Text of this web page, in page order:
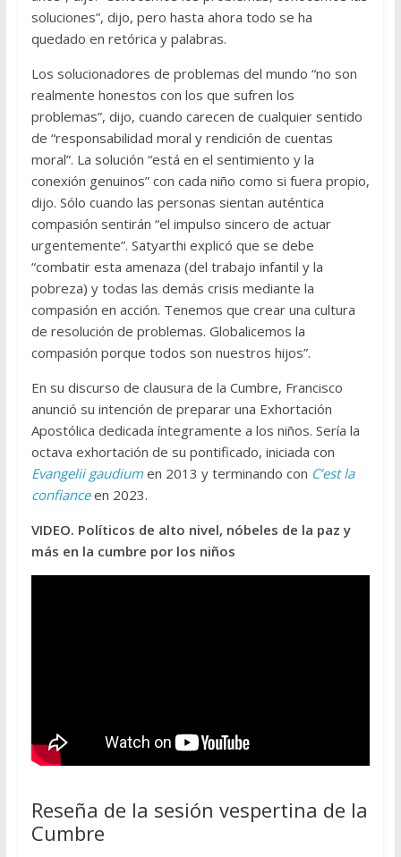
soluciones”, dijo, pero hasta ahora todo se ha
quedado en retórica y palabras.
Los solucionadores de problemas del mundo “no son
realmente honestos con los que sufren los
problemas”, dijo, cuando carecen de cualquier sentido
de “responsabilidad moral y rendición de cuentas
moral”. La solución “está en el sentimiento y la
conexión genuinos” con cada niño como si fuera propio,
dijo. Sólo cuando las personas sientan auténtica
compasión sentirán “el impulso sincero de actuar
urgentemente”. Satyarthi explicó que se debe
“combatir esta amenaza (del trabajo infantil y la
pobreza) y todas las demás crisis mediante la
compasión en acción. Tenemos que crear una cultura
de resolución de problemas. Globalicemos la
compasión porque todos son nuestros hijos”.
En su discurso de clausura de la Cumbre, Francisco
anunció su intención de preparar una Exhortación
Apostólica dedicada íntegramente a los niños. Sería la
octava exhortación de su pontificado, iniciada con
Evangelii gaudiumen 2013 y terminando con C’est la
confianceen 2023.
VIDEO. Políticos de alto nivel, nóbeles de la paz y
más en la cumbre por los niños
Reseña de la sesión vespertina de la
Cumbre